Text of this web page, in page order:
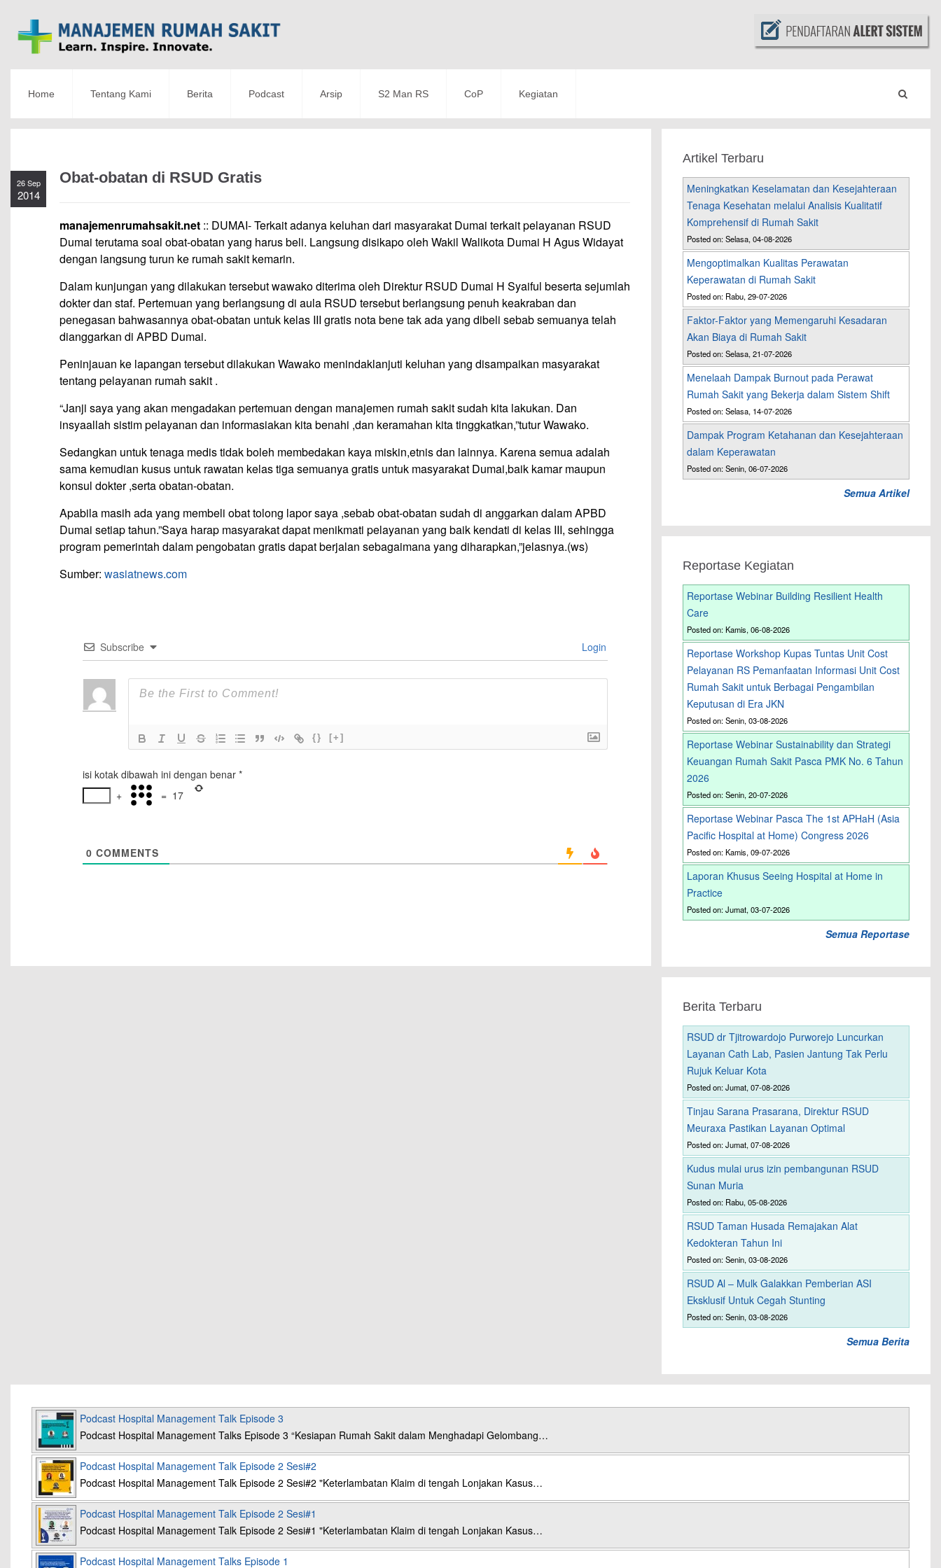
Home Tentang Kami Berita Podcast Arsip S2 Man RS CoP Kegiatan
26 Sep
2014
Obat-obatan di RSUD Gratis
manajemenrumahsakit.net :: DUMAI- Terkait adanya keluhan dari masyarakat Dumai terkait pelayanan RSUD
Dumai terutama soal obat-obatan yang harus beli. Langsung disikapo oleh Wakil Walikota Dumai H Agus Widayat
dengan langsung turun ke rumah sakit kemarin.
Dalam kunjungan yang dilakukan tersebut wawako diterima oleh Direktur RSUD Dumai H Syaiful beserta sejumlah
dokter dan staf. Pertemuan yang berlangsung di aula RSUD tersebut berlangsung penuh keakraban dan
penegasan bahwasannya obat-obatan untuk kelas III gratis nota bene tak ada yang dibeli sebab semuanya telah
dianggarkan di APBD Dumai.
Peninjauan ke lapangan tersebut dilakukan Wawako menindaklanjuti keluhan yang disampaikan masyarakat
tentang pelayanan rumah sakit .
“Janji saya yang akan mengadakan pertemuan dengan manajemen rumah sakit sudah kita lakukan. Dan
insyaallah sistim pelayanan dan informasiakan kita benahi ,dan keramahan kita tinggkatkan,”tutur Wawako.
Sedangkan untuk tenaga medis tidak boleh membedakan kaya miskin,etnis dan lainnya. Karena semua adalah
sama kemudian kusus untuk rawatan kelas tiga semuanya gratis untuk masyarakat Dumai,baik kamar maupun
konsul dokter ,serta obatan-obatan.
Apabila masih ada yang membeli obat tolong lapor saya ,sebab obat-obatan sudah di anggarkan dalam APBD
Dumai setiap tahun.”Saya harap masyarakat dapat menikmati pelayanan yang baik kendati di kelas III, sehingga
program pemerintah dalam pengobatan gratis dapat berjalan sebagaimana yang diharapkan,”jelasnya.(ws)
Sumber: wasiatnews.com
Subscribe Login
{} [+]
isi kotak dibawah ini dengan benar*
+
= 17
0 COMMENTS
Artikel Terbaru
Meningkatkan Keselamatan dan Kesejahteraan
Tenaga Kesehatan melalui Analisis Kualitatif
Komprehensif di Rumah Sakit
Posted on: Selasa, 04-08-2026
Mengoptimalkan Kualitas Perawatan
Keperawatan di Rumah Sakit
Posted on: Rabu, 29-07-2026
Faktor-Faktor yang Memengaruhi Kesadaran
Akan Biaya di Rumah Sakit
Posted on: Selasa, 21-07-2026
Menelaah Dampak Burnout pada Perawat
Rumah Sakit yang Bekerja dalam Sistem Shift
Posted on: Selasa, 14-07-2026
Dampak Program Ketahanan dan Kesejahteraan
dalam Keperawatan
Posted on: Senin, 06-07-2026
Semua Artikel
Reportase Kegiatan
Reportase Webinar Building Resilient Health
Care
Posted on: Kamis, 06-08-2026
Reportase Workshop Kupas Tuntas Unit Cost
Pelayanan RS Pemanfaatan Informasi Unit Cost
Rumah Sakit untuk Berbagai Pengambilan
Keputusan di Era JKN
Posted on: Senin, 03-08-2026
Reportase Webinar Sustainability dan Strategi
Keuangan Rumah Sakit Pasca PMK No. 6 Tahun
2026
Posted on: Senin, 20-07-2026
Reportase Webinar Pasca The 1st APHaH (Asia
Pacific Hospital at Home) Congress 2026
Posted on: Kamis, 09-07-2026
Laporan Khusus Seeing Hospital at Home in
Practice
Posted on: Jumat, 03-07-2026
Semua Reportase
Berita Terbaru
RSUD dr Tjitrowardojo Purworejo Luncurkan
Layanan Cath Lab, Pasien Jantung Tak Perlu
Rujuk Keluar Kota
Posted on: Jumat, 07-08-2026
Tinjau Sarana Prasarana, Direktur RSUD
Meuraxa Pastikan Layanan Optimal
Posted on: Jumat, 07-08-2026
Kudus mulai urus izin pembangunan RSUD
Sunan Muria
Posted on: Rabu, 05-08-2026
RSUD Taman Husada Remajakan Alat
Kedokteran Tahun Ini
Posted on: Senin, 03-08-2026
RSUD Al – Mulk Galakkan Pemberian ASI
Eksklusif Untuk Cegah Stunting
Posted on: Senin, 03-08-2026
Semua Berita
Podcast Hospital Management Talk Episode 3
Podcast Hospital Management Talks Episode 3 “Kesiapan Rumah Sakit dalam Menghadapi Gelombang…
Podcast Hospital Management Talk Episode 2 Sesi#2
Podcast Hospital Management Talk Episode 2 Sesi#2 "Keterlambatan Klaim di tengah Lonjakan Kasus…
Podcast Hospital Management Talk Episode 2 Sesi#1
Podcast Hospital Management Talk Episode 2 Sesi#1 "Keterlambatan Klaim di tengah Lonjakan Kasus…
Podcast Hospital Management Talks Episode 1